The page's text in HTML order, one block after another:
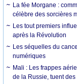
La fée Morgane :
célèbre des sorcières
Les tout premiers
après la Révolution
Les séquelles du
numériques
Mali : Les frappes
de la Russie, tuent des